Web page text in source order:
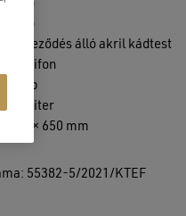
belső
külső
álló akril kádtest
+ szifon
láb
190 liter
870 × 650 mm
55382-5/2021/KTEF